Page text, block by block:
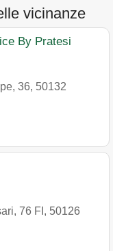
vicinanze
By Pratesi
36, 50132
76 FI , 50126